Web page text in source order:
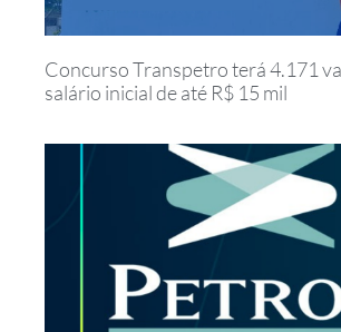
Concurso Transpetro terá 4.171
salário inicial de até R$ 15 mil